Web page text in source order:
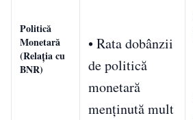
Politică
Monetară
(Relația cu
BNR)
• Rata dobânzii
de politică
monetară
menținută mult